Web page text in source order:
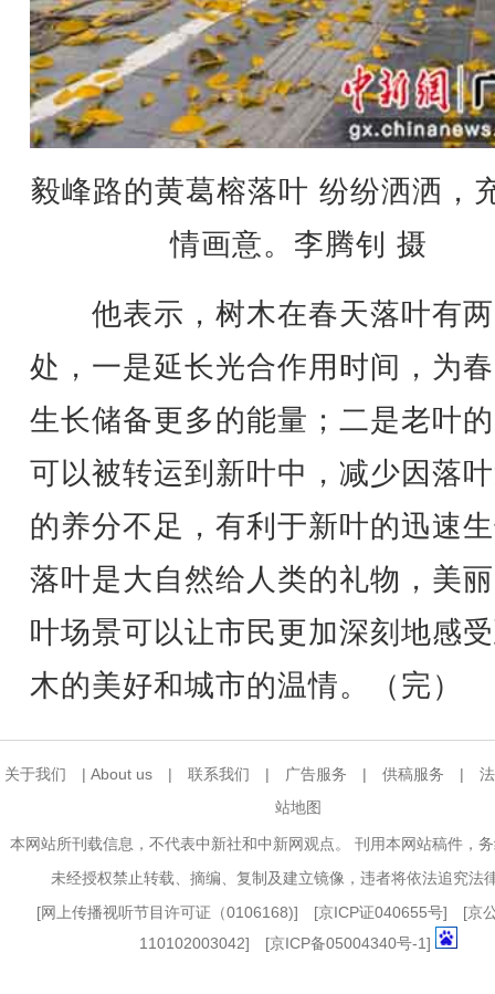
毅峰路的黄葛榕落叶 纷纷洒洒，
情画意。李腾钊 摄
他表示，树木在春天落叶有
处，一是延长光合作用时间，为
生长储备更多的能量；二是老叶
可以被转运到新叶中，减少因落
的养分不足，有利于新叶的迅速
落叶是大自然给人类的礼物，美
叶场景可以让市民更加深刻地感
木的美好和城市的温情。（完）
关于我们 | About us | 联系我们 | 广告服务 | 供稿服务 |
站地图
本网站所刊载信息，不代表中新社和中新网观点。 刊用本网站稿件，
未经授权禁止转载、摘编、复制及建立镜像，违者将依法追究法
[网上传播视听节目许可证（0106168)] [京ICP证040655号] [京
110102003042] [京ICP备05004340号-1]